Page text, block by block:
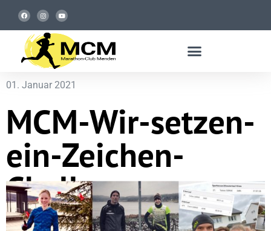
01. Januar 2021
MCM-Wir-setzen-
ein-Zeichen-
Challenge